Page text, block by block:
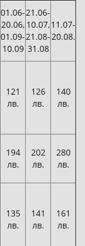
01.06-
20.06,
01.09-
10.09
21.06-
10.07,
21.08-
31.08
11.07-
20.08.
121
лв.
126
лв.
140
лв.
194
лв.
202
лв.
280
лв.
135
лв.
141
лв.
161
лв.